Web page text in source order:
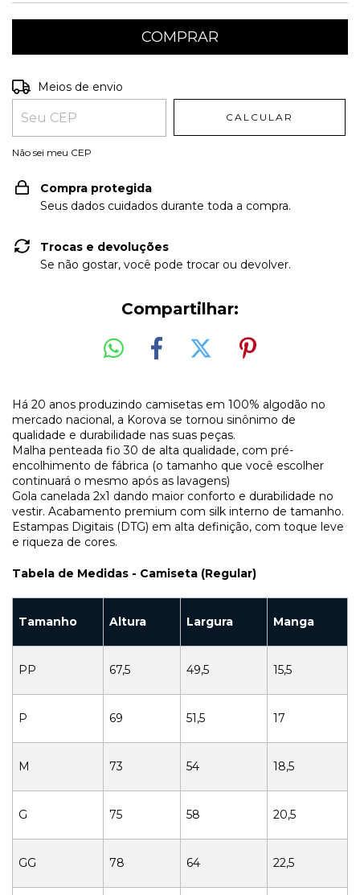
Entregas para o CEP:
Meios de envio
CALCULAR
Não sei meu CEP
Compra protegida
Seus dados cuidados durante toda a compra.
Trocas e devoluções
Se não gostar, você pode trocar ou devolver.
Compartilhar:
Há 20 anos produzindo camisetas em 100% algodão no
mercado nacional, a Korova se tornou sinônimo de
qualidade e durabilidade nas suas peças.
Malha penteada fio 30 de alta qualidade, com pré-
encolhimento de fábrica (o tamanho que você escolher
continuará o mesmo após as lavagens)
Gola canelada 2x1 dando maior conforto e durabilidade no
vestir. Acabamento premium com silk interno de tamanho.
Estampas Digitais (DTG) em alta definição, com toque leve
e riqueza de cores.
Tabela de Medidas - Camiseta (Regular)
Tamanho Altura Largura Manga
PP 67,5 49,5 15,5
P 69 51,5 17
M 73 54 18,5
G 75 58 20,5
GG 78 64 22,5